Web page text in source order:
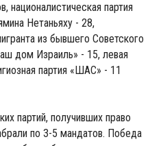
националистическая партия
Нетаньяху - 28,
из бывшего Советского
дом Израиль» - 15, левая
партия «ШАС» - 11
партий, получивших право
по 3-5 мандатов. Победа